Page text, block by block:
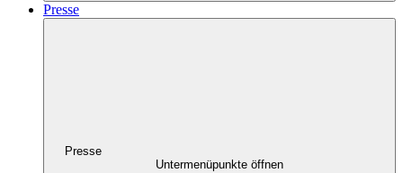
Presse
Presse
Untermenüpunkte öffnen